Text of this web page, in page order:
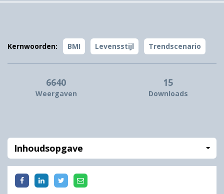
Kernwoorden: BMI Levensstijl Trendscenario
6640
Weergaven
15
Downloads
Inhoudsopgave